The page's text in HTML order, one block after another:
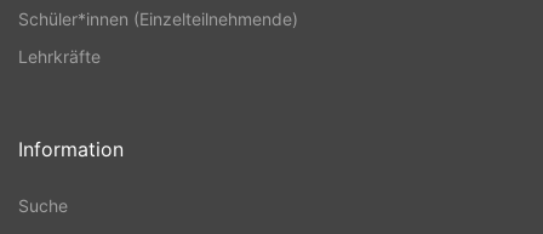
Schüler*innen (Einzelteilnehmende)
Lehrkräfte
Information
Suche